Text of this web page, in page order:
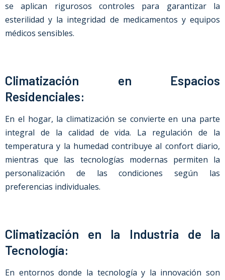
se aplican rigurosos controles para garantizar la
esterilidad y la integridad de medicamentos y equipos
médicos sensibles.
Climatización en Espacios
Residenciales:
En el hogar, la climatización se convierte en una parte
integral de la calidad de vida. La regulación de la
temperatura y la humedad contribuye al confort diario,
mientras que las tecnologías modernas permiten la
personalización de las condiciones según las
preferencias individuales.
Climatización en la Industria de la
Tecnología:
En entornos donde la tecnología y la innovación son